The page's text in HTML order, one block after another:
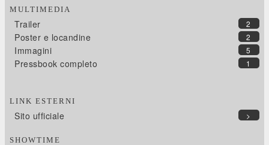
MULTIMEDIA
2
Trailer
2
Poster e locandine
5
Immagini
1
Pressbook completo
LINK ESTERNI
>
Sito ufficiale
SHOWTIME